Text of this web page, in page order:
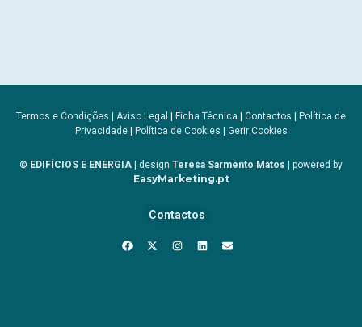
Termos e Condições | Aviso Legal | Ficha Técnica | Contactos | Política de
Privacidade| Política de Cookies | Gerir Cookies
© EDIFÍCIOS E ENERGIA | design Teresa Sarmento Matos | powered by
EasyMarketing.pt
Contactos